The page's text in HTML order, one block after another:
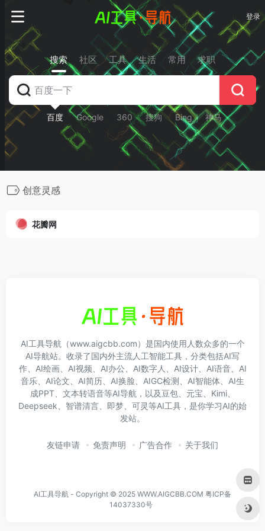
登录
搜索 社区 工具 生活 常用 求职
百度 Google 360 搜狗 Bing 神马
创意灵感
花瓣网
AI工具导航（www.aigcbb.com）是国内使用人数众多的一个
AI导航站。收录了国内外主流人工智能工具，分类包括AI写
作、AI绘画、AI视频、AI办公、AI数字人、AI设计、AI语音、AI
音乐、AI论文、AI简历、AI换脸、AIGC检测、AI智能体、AI生
成PPT、文本转语音等AI导航，以及豆包、元宝、Kimi、
Deepseek、智谱清言、即梦、可灵等AI工具，是你学习AI的始
发站。
友链申请 免责声明 广告合作 关于我们
AI工具导航 - Copyright © 2025 WWW.AIGCBB.COM 粤ICP备
14037330号